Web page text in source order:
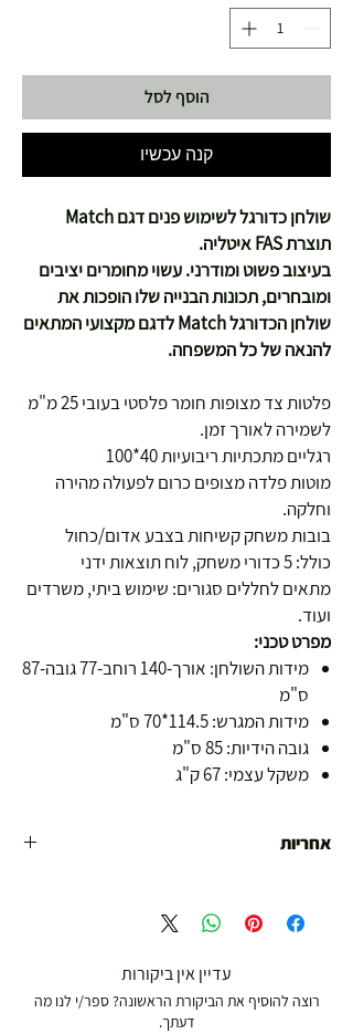
הוסף לסל
קנה עכשיו
שולחן כדורגל לשימוש פנים דגם Match
תוצרת FAS איטליה.
בעיצוב פשוט ומודרני. עשוי מחומרים יציבים
ומובחרים, תכונות הבנייה שלו הופכות את
שולחן הכדורגל Match לדגם מקצועי המתאים
להנאה של כל המשפחה.
פלטות צד מצופות חומר פלסטי בעובי 25 מ"מ
לשמירה לאורך זמן.
רגליים מתכתיות ריבועיות 40*100
מוטות פלדה מצופים כרום לפעולה מהירה
וחלקה.
בובות משחק קשיחות בצבע אדום/כחול
כולל: 5 כדורי משחק, לוח תוצאות ידני
מתאים לחללים סגורים: שימוש ביתי, משרדים
ועוד.
מפרט טכני:
מידות השולחן: אורך-140 רוחב-77 גובה-87
ס"מ
מידות המגרש: 114.5*70 ס"מ
גובה הידיות: 85 ס"מ
משקל עצמי: 67 ק"ג
אחריות
לשימוש ביתי בתוך מבנה בכפוף לתקנון ע"י אנרג'ים
ספורט.
עדיין אין ביקורות
רוצה להוסיף את הביקורת הראשונה? ספר/י לנו מה
דעתך.